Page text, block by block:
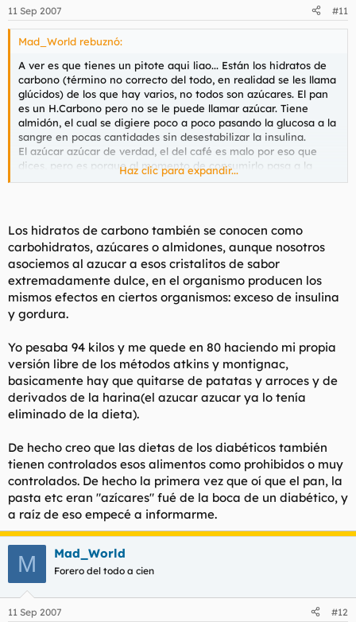
11 Sep 2007 #11
Mad_World rebuznó:
A ver es que tienes un pitote aqui liao... Están los hidratos de
carbono (término no correcto del todo, en realidad se les llama
glúcidos) de los que hay varios, no todos son azúcares. El pan
es un H.Carbono pero no se le puede llamar azúcar. Tiene
almidón, el cual se digiere poco a poco pasando la glucosa a la
sangre en pocas cantidades sin desestabilizar la insulina.
El azúcar azúcar de verdad, el del café es malo por eso que
dices, pero es porque al momento de consumirlo pasa a la
sangre en forma de glucosa y fructosa en elevadas
integral (por que el muy blanco se digiere más rápido), para
que no ocurra esto que dices, que puede conyevar una
diabetes mellitus en el futuro y a la vez tengamos glucosa en el
organismo, que es esencial para que funcione el cerebro.
para alimentar el cerebro así que pierdes facultades mentales
y tu cuerpo no tiene mas remedio que tirar de lípidos (o
grasas) y en gran mayoria de los casos de proteína, perdiendo
masa muscular.
Haz clic para expandir...
Los hidratos de carbono también se conocen como
carbohidratos, azúcares o almidones, aunque nosotros
asociemos al azucar a esos cristalitos de sabor
extremadamente dulce, en el organismo producen los
mismos efectos en ciertos organismos: exceso de insulina
y gordura.
Yo pesaba 94 kilos y me quede en 80 haciendo mi propia
versión libre de los métodos atkins y montignac,
basicamente hay que quitarse de patatas y arroces y de
derivados de la harina(el azucar azucar ya lo tenía
eliminado de la dieta).
De hecho creo que las dietas de los diabéticos también
tienen controlados esos alimentos como prohibidos o muy
controlados. De hecho la primera vez que oí que el pan, la
pasta etc eran "azícares" fué de la boca de un diabético, y
a raíz de eso empecé a informarme.
M Mad_World
Forero del todo a cien
11 Sep 2007 #12